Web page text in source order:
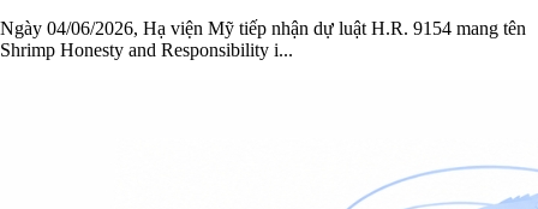
Ngày 04/06/2026, Hạ viện Mỹ tiếp nhận dự luật H.R. 9154 mang tên
Shrimp Honesty and Responsibility i...